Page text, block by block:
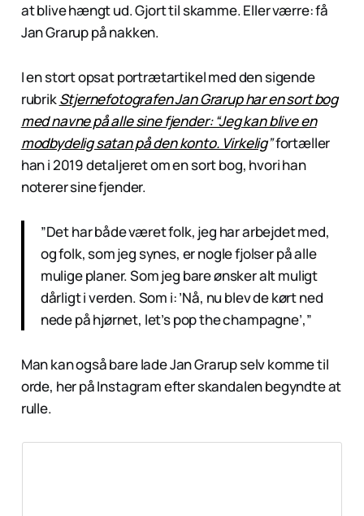
at blive hængt ud. Gjort til skamme. Eller værre: få
Jan Grarup på nakken.
I en stort opsat portrætartikel med den sigende
rubrikStjernefotografen Jan Grarup har en sort bog
med navne på alle sine fjender: “Jeg kan blive en
modbydelig satan på den konto. Virkelig”fortæller
han i 2019 detaljeret om en sort bog, hvori han
noterer sine fjender.
”Det har både været folk, jeg har arbejdet med,
og folk, som jeg synes, er nogle fjolser på alle
mulige planer. Som jeg bare ønsker alt muligt
dårligt i verden. Som i: ’Nå, nu blev de kørt ned
nede på hjørnet, let’s pop the champagne’,”
Man kan også bare lade Jan Grarup selv komme til
orde, her på Instagram efter skandalen begyndte at
rulle.